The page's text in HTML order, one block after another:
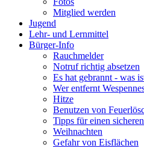
Mitglied werden
Jugend
Lehr- und Lernmittel
Bürger-Info
Rauchmelder
Notruf richtig absetzen
Es hat gebrannt - was
Wer entfernt
Hitze
Benutzen von
Tipps für einen
Weihnachten
Gefahr von Eisflächen